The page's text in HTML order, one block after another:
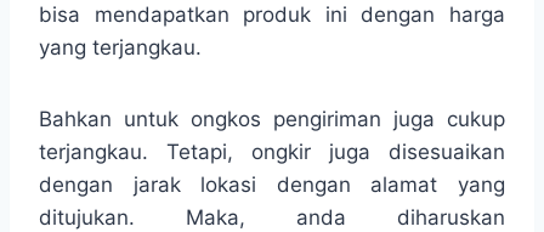
bisa mendapatkan produk ini dengan harga
yang terjangkau.
Bahkan untuk ongkos pengiriman juga cukup
terjangkau. Tetapi, ongkir juga disesuaikan
dengan jarak lokasi dengan alamat yang
ditujukan. Maka, anda diharuskan